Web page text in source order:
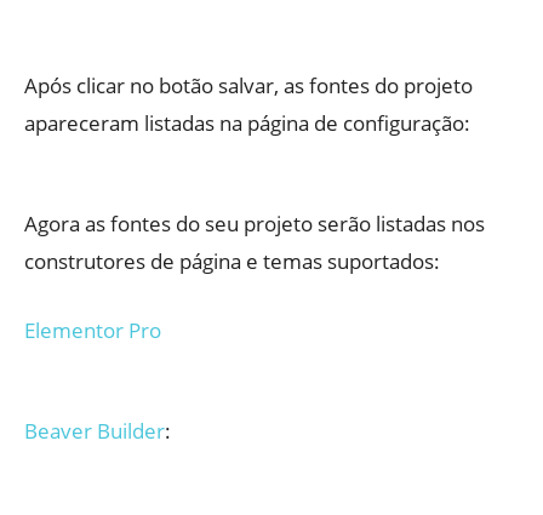
Após clicar no botão salvar, as fontes do projeto
apareceram listadas na página de configuração:
Agora as fontes do seu projeto serão listadas nos
construtores de página e temas suportados:
Elementor Pro
Beaver Builder: